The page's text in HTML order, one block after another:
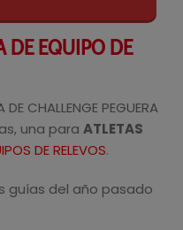
DE EQUIPO DE
CHALLENGE PEGUERA
una para ATLETAS
DE RELEVOS.
guías del año pasado